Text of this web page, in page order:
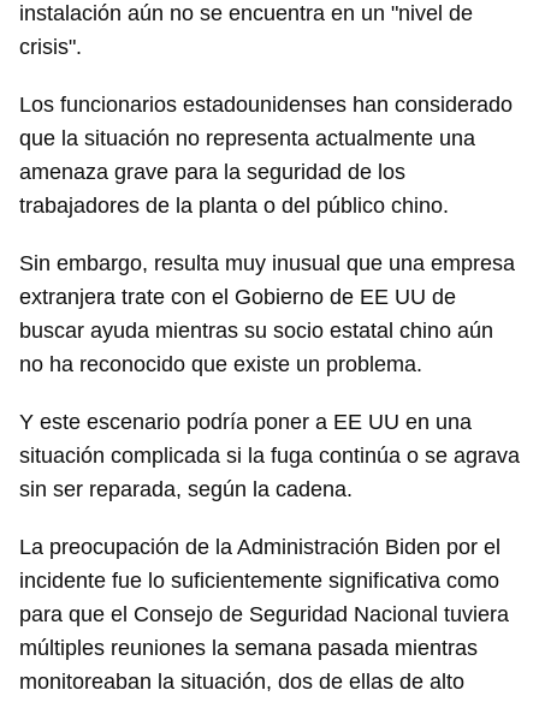
instalación aún no se encuentra en un "nivel de
crisis".
Los funcionarios estadounidenses han considerado
que la situación no representa actualmente una
amenaza grave para la seguridad de los
trabajadores de la planta o del público chino.
Sin embargo, resulta muy inusual que una empresa
extranjera trate con el Gobierno de EE UU de
buscar ayuda mientras su socio estatal chino aún
no ha reconocido que existe un problema.
Y este escenario podría poner a EE UU en una
situación complicada si la fuga continúa o se agrava
sin ser reparada, según la cadena.
La preocupación de la Administración Biden por el
incidente fue lo suficientemente significativa como
para que el Consejo de Seguridad Nacional tuviera
múltiples reuniones la semana pasada mientras
monitoreaban la situación, dos de ellas de alto